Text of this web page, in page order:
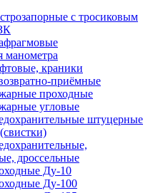
с тросиковым
манометра
краники
приёмные
проходные
угловые
штуцерные
дроссельные
Ду-10
Ду-100